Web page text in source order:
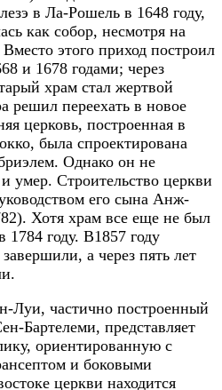
в Ла-Рошель в 1648 году,
как собор, несмотря на
этого приход построил
и 1678 годами; через
храм стал жертвой
решил переехать в новое
церковь, построенная в
была спроектирована
Однако он не
умер. Строительство церкви
его сына Анж-
Хотя храм все еще не был
1784 году. В1857 году
а через пять лет
Луи, частично построенный
Бартелеми, представляет
ориентированную с
и боковыми
церкви находится